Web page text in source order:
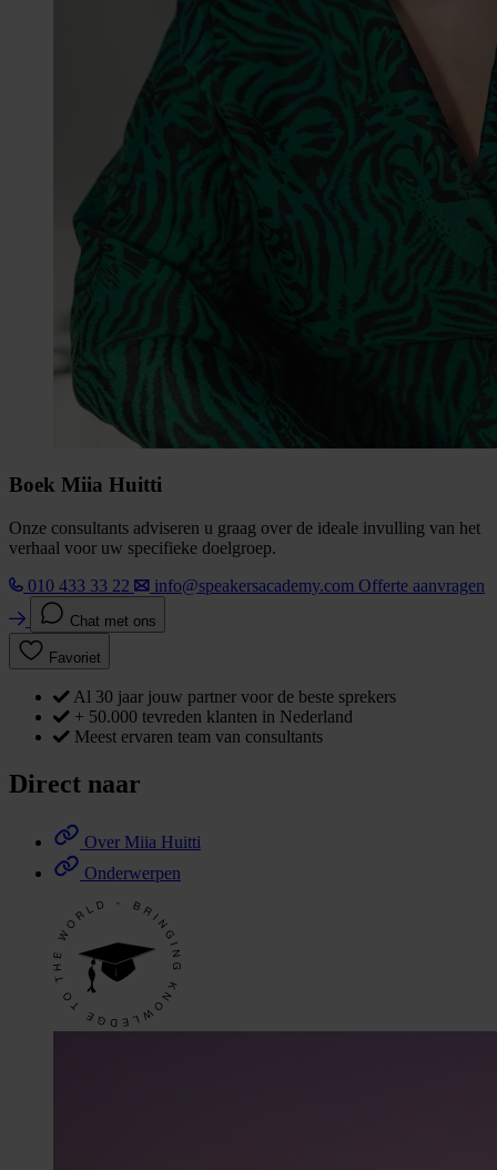
Boek Miia Huitti
Onze consultants adviseren u graag over de ideale invulling van het
verhaal voor uw specifieke doelgroep.
010 433 33 22
info@speakersacademy.com Offerte aanvragen
Chat met ons
Favoriet
Al 30 jaar jouw partner voor de beste sprekers
+ 50.000 tevreden klanten in Nederland
Meest ervaren team van consultants
Direct naar
Over Miia Huitti
Onderwerpen